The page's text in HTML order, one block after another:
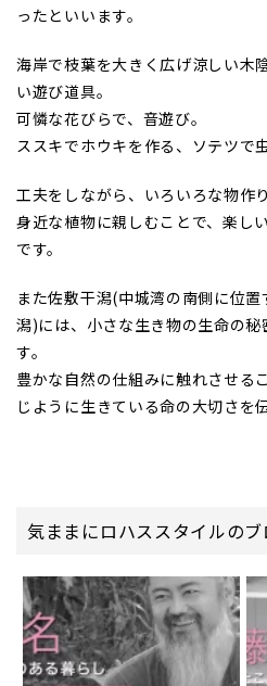
ったといいます。
海岸で枝葉を大きく広げ涼しい木
い遊び道具。
可憐な花びらで、音遊び。
ススキでホウキを作る、ソテツで
工夫をしながら、いろいろな物作
身近な植物に親しむことで、楽し
です。
また佐敷干潟(中城湾の南側に位
潟)には、小さな生き物の生命の
す。
豊かな自然の仕組みに触れさせる
じように生きている命の大切さを
気ままにロハススタイルの